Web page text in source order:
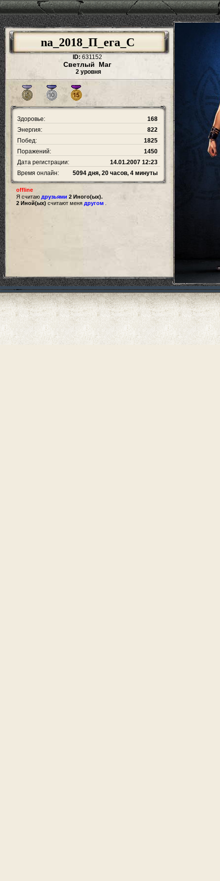
na_2018_П_ега_С
ID: 631152
Светлый Маг
2 уровня
Здоровье:
168
Энергия:
822
Побед:
1825
Поражений:
1450
Дата регистрации:
14.01.2007 12:23
Время онлайн:
5094 дня, 20 часов, 4 минуты
offline
Я считаю друзьями 2 Иного(ых).
2 Иной(ых) считают меня другом